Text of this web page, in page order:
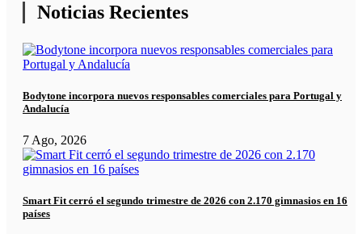
Noticias Recientes
Bodytone incorpora nuevos responsables comerciales para Portugal y
Andalucía
7 Ago, 2026
Smart Fit cerró el segundo trimestre de 2026 con 2.170 gimnasios en 16
países